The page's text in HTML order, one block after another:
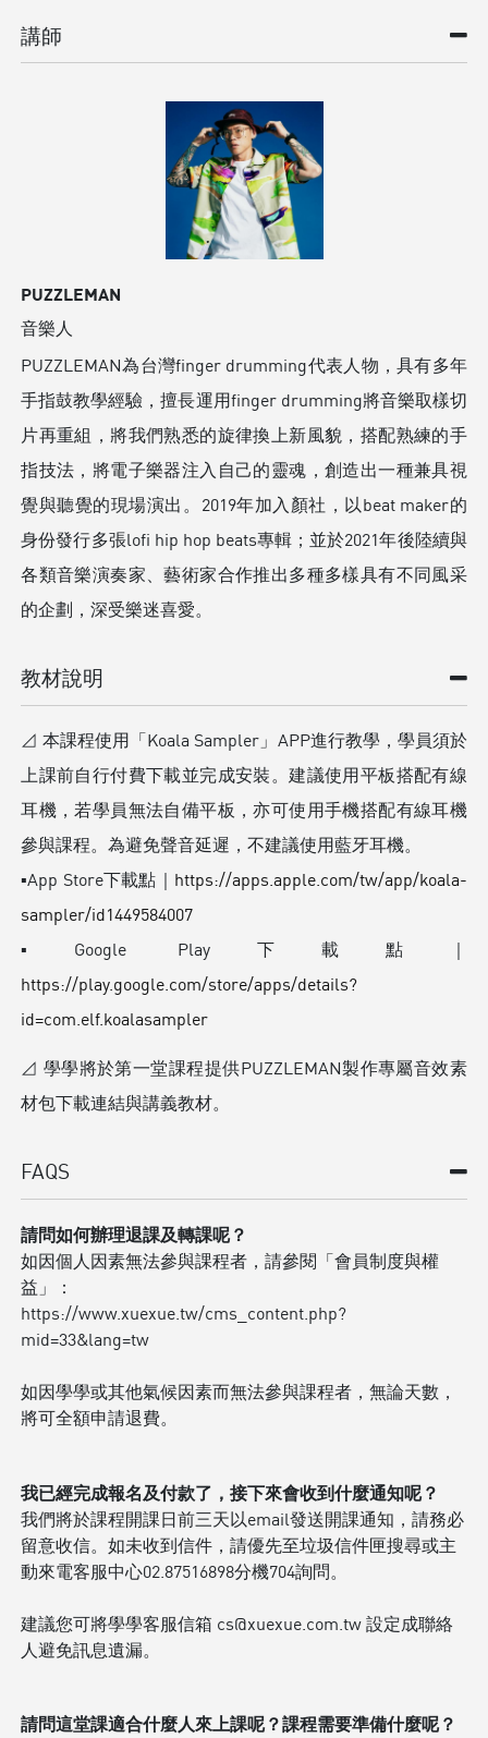
講師
PUZZLEMAN
音樂人
PUZZLEMAN為台灣finger drumming代表人物，具有多年
手指鼓教學經驗，擅長運用finger drumming將音樂取樣切
片再重組，將我們熟悉的旋律換上新風貌，搭配熟練的手
指技法，將電子樂器注入自己的靈魂，創造出一種兼具視
覺與聽覺的現場演出。2019年加入顏社，以beat maker的
身份發行多張lofi hip hop beats專輯；並於2021年後陸續與
各類音樂演奏家、藝術家合作推出多種多樣具有不同風采
的企劃，深受樂迷喜愛。
教材說明
⊿ 本課程使用「Koala Sampler」APP進行教學，學員須於
上課前自行付費下載並完成安裝。建議使用平板搭配有線
耳機，若學員無法自備平板，亦可使用手機搭配有線耳機
參與課程。為避免聲音延遲，不建議使用藍牙耳機。
▪App Store下載點｜ https://apps.apple.com/tw/app/koala-
sampler/id1449584007
▪Google Play下載點｜
https://play.google.com/store/apps/details?
id=com.elf.koalasampler
⊿ 學學將於第一堂課程提供PUZZLEMAN製作專屬音效素
材包下載連結與講義教材。
FAQS
請問如何辦理退課及轉課呢？
如因個人因素無法參與課程者，請參閱「會員制度與權
益」：
https://www.xuexue.tw/cms_content.php?
mid=33&lang=tw
如因學學或其他氣候因素而無法參與課程者，無論天數，
將可全額申請退費。
我已經完成報名及付款了，接下來會收到什麼通知呢？
我們將於課程開課日前三天以email發送開課通知，請務必
留意收信。如未收到信件，請優先至垃圾信件匣搜尋或主
動來電客服中心02.87516898分機704詢問。
建議您可將學學客服信箱 cs@xuexue.com.tw 設定成聯絡
人避免訊息遺漏。
請問這堂課適合什麼人來上課呢？課程需要準備什麼呢？